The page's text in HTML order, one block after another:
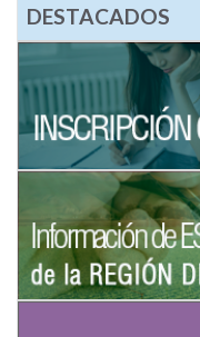
DESTACADOS